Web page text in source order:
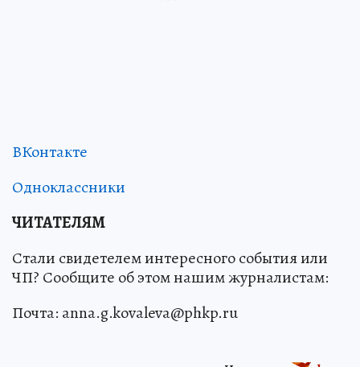
ВКонтакте
Одноклассники
ЧИТАТЕЛЯМ
Стали свидетелем интересного события или
ЧП? Сообщите об этом нашим журналистам:
Почта: anna.g.kovaleva@phkp.ru